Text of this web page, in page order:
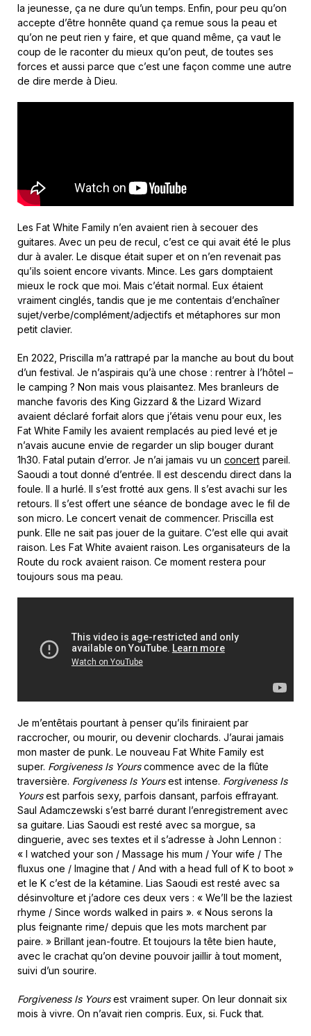
la jeunesse, ça ne dure qu’un temps. Enfin, pour peu qu’on
accepte d’être honnête quand ça remue sous la peau et
qu’on ne peut rien y faire, et que quand même, ça vaut le
coup de le raconter du mieux qu’on peut, de toutes ses
forces et aussi parce que c’est une façon comme une autre
de dire merde à Dieu.
Les Fat White Family n’en avaient rien à secouer des
guitares. Avec un peu de recul, c’est ce qui avait été le plus
dur à avaler. Le disque était super et on n’en revenait pas
qu’ils soient encore vivants. Mince. Les gars domptaient
mieux le rock que moi. Mais c’était normal. Eux étaient
vraiment cinglés, tandis que je me contentais d’enchaîner
sujet/verbe/complément/adjectifs et métaphores sur mon
petit clavier.
En 2022, Priscilla m’a rattrapé par la manche au bout du bout
d’un festival. Je n’aspirais qu’à une chose : rentrer à l’hôtel –
le camping ? Non mais vous plaisantez. Mes branleurs de
manche favoris des King Gizzard & the Lizard Wizard
avaient déclaré forfait alors que j’étais venu pour eux, les
Fat White Family les avaient remplacés au pied levé et je
n’avais aucune envie de regarder un slip bouger durant
1h30. Fatal putain d’error. Je n’ai jamais vu un concert pareil.
Saoudi a tout donné d’entrée. Il est descendu direct dans la
foule. Il a hurlé. Il s’est frotté aux gens. Il s’est avachi sur les
retours. Il s’est offert une séance de bondage avec le fil de
son micro. Le concert venait de commencer. Priscilla est
punk. Elle ne sait pas jouer de la guitare. C’est elle qui avait
raison. Les Fat White avaient raison. Les organisateurs de la
Route du rock avaient raison. Ce moment restera pour
toujours sous ma peau.
Je m’entêtais pourtant à penser qu’ils finiraient par
raccrocher, ou mourir, ou devenir clochards. J’aurai jamais
mon master de punk. Le nouveau Fat White Family est
super. Forgiveness Is Yourscommence avec de la flûte
traversière. Forgiveness Is Yoursest intense. Forgiveness Is
Yoursest parfois sexy, parfois dansant, parfois effrayant.
Saul Adamczewski s’est barré durant l’enregistrement avec
sa guitare. Lias Saoudi est resté avec sa morgue, sa
dinguerie, avec ses textes et il s’adresse à John Lennon :
« I watched your son / Massage his mum / Your wife / The
fluxus one / Imagine that / And with a head full of K to boot »
et le K c’est de la kétamine. Lias Saoudi est resté avec sa
désinvolture et j’adore ces deux vers : « We’ll be the laziest
rhyme / Since words walked in pairs ». « Nous serons la
plus feignante rime/ depuis que les mots marchent par
paire. » Brillant jean-foutre. Et toujours la tête bien haute,
avec le crachat qu’on devine pouvoir jaillir à tout moment,
suivi d’un sourire.
Forgiveness Is Yoursest vraiment super. On leur donnait six
mois à vivre. On n’avait rien compris. Eux, si. Fuck that.